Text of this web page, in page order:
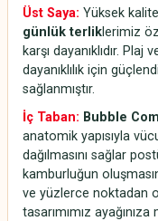
Üst Saya: Yüksek
günlük terliklerimiz
karşı dayanıklıdır.
dayanıklılık için
sağlanmıştır.
İç Taban: Bubble
anatomik yapısıyla
dağılmasını sağlar
kamburluğun
ve yüzlerce noktadan
tasarımımız